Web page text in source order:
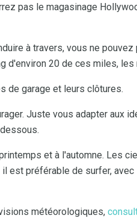
pas le magasinage
à travers, vous ne
d'environ 20 de ces miles,
de garage et leurs clôtures.
Juste vous adapter aux
et à l'automne. Les
est préférable de surfer,
météorologiques,